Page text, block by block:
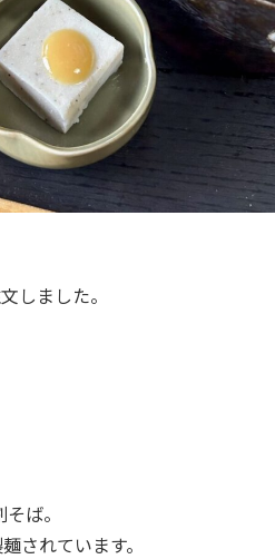
しました。
ば。
されています。